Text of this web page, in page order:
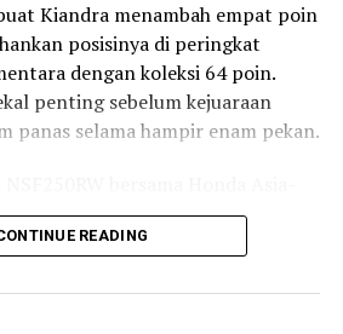
Kiandra menambah empat poin
posisinya di peringkat
dengan koleksi 64 poin.
penting sebelum kejuaraan
panas selama hampir enam pekan.
Kiandra memulai balapan dari grid
kurang sempurna membuat
hingga urutan ke-18 pada lap
READING